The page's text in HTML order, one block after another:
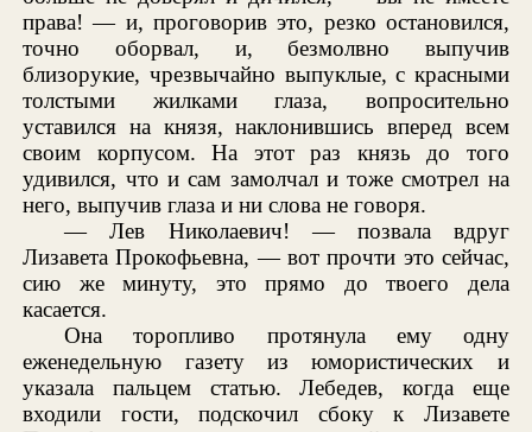
права! — и, проговорив это, резко остановился,
точно оборвал, и, безмолвно выпучив
близорукие, чрезвычайно выпуклые, с красными
толстыми жилками глаза, вопросительно
уставился на князя, наклонившись вперед всем
своим корпусом. На этот раз князь до того
удивился, что и сам замолчал и тоже смотрел на
него, выпучив глаза и ни слова не говоря.
— Лев Николаевич! — позвала вдруг
Лизавета Прокофьевна, — вот прочти это сейчас,
сию же минуту, это прямо до твоего дела
касается.
Она торопливо протянула ему одну
еженедельную газету из юмористических и
указала пальцем статью. Лебедев, когда еще
входили гости, подскочил сбоку к Лизавете